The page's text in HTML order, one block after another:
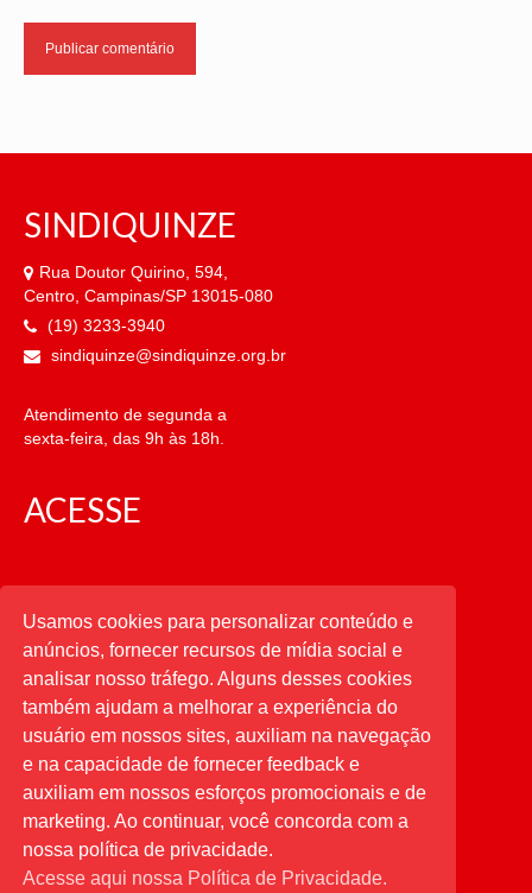
SINDIQUINZE
Rua Doutor Quirino, 594,
Centro, Campinas/SP 13015-080
(19) 3233-3940
sindiquinze@sindiquinze.org.br
Atendimento de segunda a
sexta-feira, das 9h às 18h.
ACESSE
CATEGORIAS
CATEGORIAS
PESQUISAR
Buscar
por:
Usamos cookies para personalizar conteúdo e
anúncios, fornecer recursos de mídia social e
analisar nosso tráfego. Alguns desses cookies
também ajudam a melhorar a experiência do
usuário em nossos sites, auxiliam na navegação
e na capacidade de fornecer feedback e
auxiliam em nossos esforços promocionais e de
marketing. Ao continuar, você concorda com a
nossa política de privacidade.
Acesse aqui nossa Política de Privacidade.